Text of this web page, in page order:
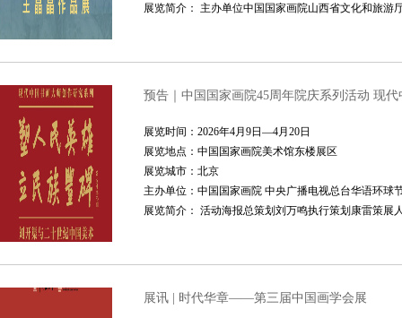
展览简介： 主办单位中国国家画院山西省文化和旅
预告｜中国国家画院45周年院庆系列活动 现
展览时间：2026年4月9日—4月20日
展览地点：中国国家画院美术馆东楼展区
展览城市：北京
主办单位：中国国家画院 中央广播电视总台华语环球
展览简介： 活动海报总策划刘万鸣执行策划康雷策
展讯 | 时代华章——第三届中国画学会展